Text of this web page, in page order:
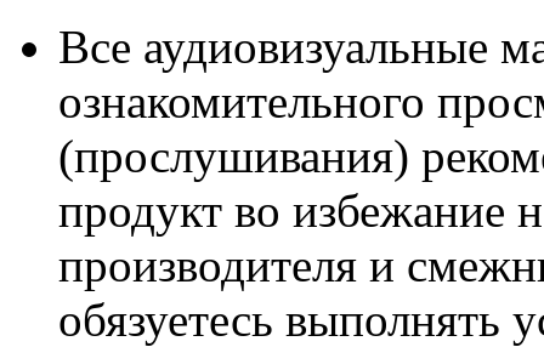
Все аудиовизуальные
ознакомительного
(прослушивания)
продукт во избежание
производителя и
обязуетесь выполнять